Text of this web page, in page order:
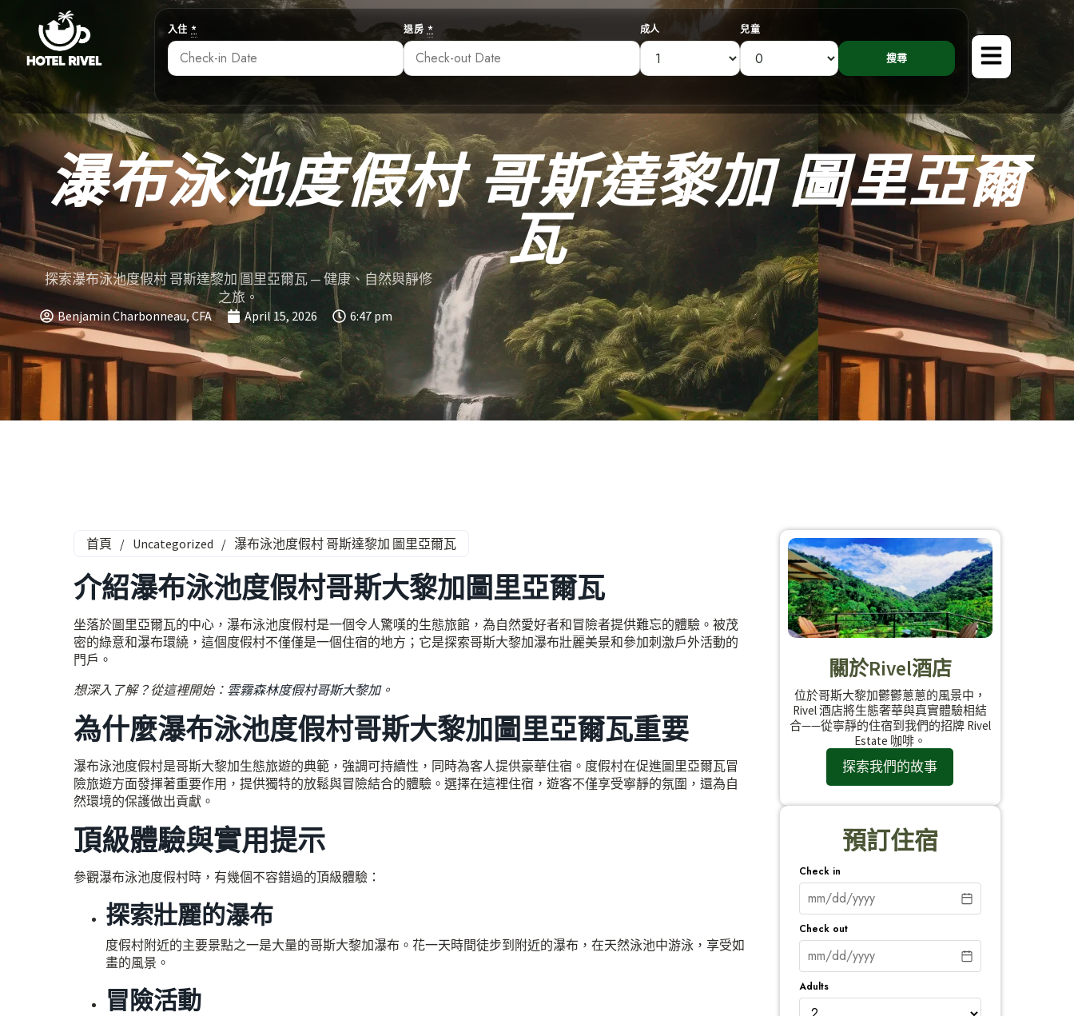
入住* 退房 * 成人 兒童
瀑布泳池度假村 哥斯達黎加 圖里亞爾
瓦
探索瀑布泳池度假村 哥斯達黎加 圖里亞爾瓦 — 健康、自然與靜修
之旅。
Benjamin Charbonneau, CFA April 15, 2026 6:47 pm
首頁 / Uncategorized / 瀑布泳池度假村 哥斯達黎加 圖里亞爾瓦
介紹瀑布泳池度假村哥斯大黎加圖里亞爾瓦
坐落於圖里亞爾瓦的中心，瀑布泳池度假村是一個令人驚嘆的生態旅館，為自然愛好者和冒險者提供難忘的體驗。被茂
密的綠意和瀑布環繞，這個度假村不僅僅是一個住宿的地方；它是探索哥斯大黎加瀑布壯麗美景和參加刺激戶外活動的
門戶。
想深入了解？從這裡開始： 雲霧森林度假村哥斯大黎加。
為什麼瀑布泳池度假村哥斯大黎加圖里亞爾瓦重要
瀑布泳池度假村是哥斯大黎加生態旅遊的典範，強調可持續性，同時為客人提供豪華住宿。度假村在促進圖里亞爾瓦冒
險旅遊方面發揮著重要作用，提供獨特的放鬆與冒險結合的體驗。選擇在這裡住宿，遊客不僅享受寧靜的氛圍，還為自
然環境的保護做出貢獻。
頂級體驗與實用提示
參觀瀑布泳池度假村時，有幾個不容錯過的頂級體驗：
探索壯麗的瀑布
度假村附近的主要景點之一是大量的哥斯大黎加瀑布。花一天時間徒步到附近的瀑布，在天然泳池中游泳，享受如
畫的風景。
冒險活動
關於Rivel酒店
位於哥斯大黎加鬱鬱蔥蔥的風景中，
Rivel 酒店將生態奢華與真實體驗相結
合——從寧靜的住宿到我們的招牌 Rivel
Estate 咖啡。
探索我們的故事
預訂住宿
Check in
Check out
Adults